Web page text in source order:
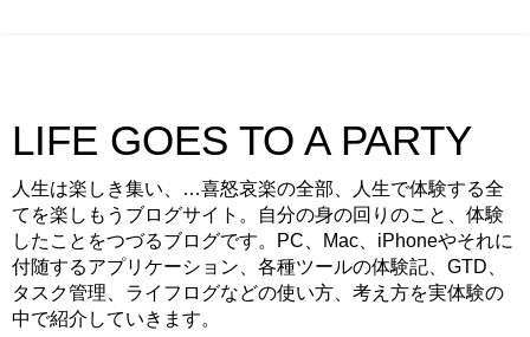
LIFE GOES TO A PARTY
人生は楽しき集い、…喜怒哀楽の全部、人生で体験する全
てを楽しもうブログサイト。自分の身の回りのこと、体験
したことをつづるブログです。PC、Mac、iPhoneやそれに
付随するアプリケーション、各種ツールの体験記、GTD、
タスク管理、ライフログなどの使い方、考え方を実体験の
中で紹介していきます。